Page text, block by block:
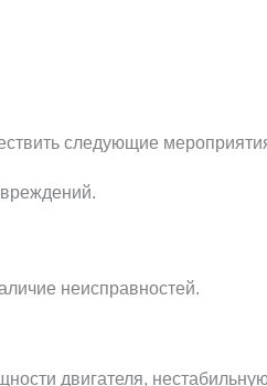
следующие
неисправностей.
двигателя, нестабильную